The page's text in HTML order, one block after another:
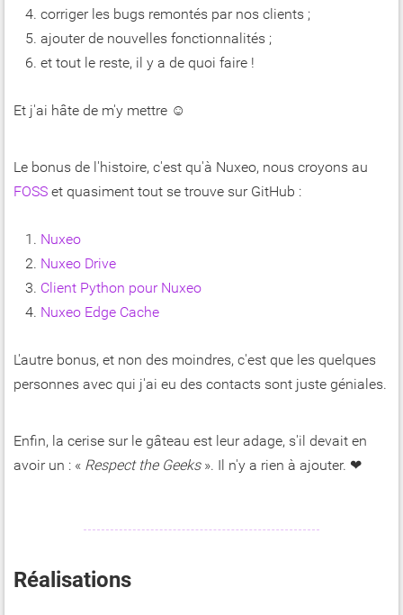
corriger les bugs remontés par nos clients ;
ajouter de nouvelles fonctionnalités ;
et tout le reste, il y a de quoi faire !
Et j'ai hâte de m'y mettre ☺
Le bonus de l'histoire, c'est qu'à Nuxeo, nous croyons au
FOSS et quasiment tout se trouve sur GitHub :
Nuxeo
Nuxeo Drive
Client Python pour Nuxeo
Nuxeo Edge Cache
L'autre bonus, et non des moindres, c'est que les quelques
personnes avec qui j'ai eu des contacts sont juste géniales.
Enfin, la cerise sur le gâteau est leur adage, s'il devait en
avoir un : « Respect the Geeks». Il n'y a rien à ajouter. ❤
Réalisations